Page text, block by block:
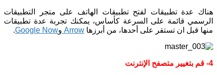
هناك عدة تطبيقات لفتح تطبيقات الهاتف على متجر التطبيقات
الرسمي قائمة على السرعة كأساس، يمكنك تجربة عدة تطبيقات
منها قبل ان تستقر على أحدها، من أبرزها Arrow وGoogle Now
.
4- قم بتغيير متصفح الإنترنت